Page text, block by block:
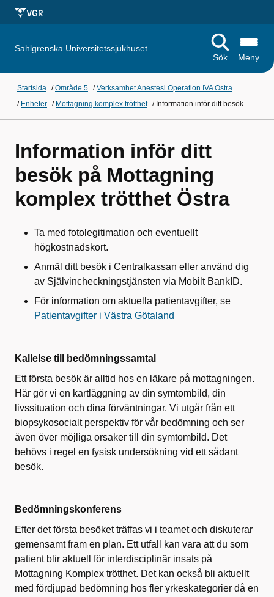
Sahlgrenska Universitetssjukhuset
Sök
Meny
Startsida /Område 5 /Verksamhet Anestesi Operation IVA Östra
/ Enheter / Mottagning komplex trötthet / Information inför ditt besök
Information inför ditt
besök på Mottagning
komplex trötthet Östra
Ta med fotolegitimation och eventuellt
högkostnadskort.
Anmäl ditt besök i Centralkassan eller använd dig
av Självincheckningstjänsten via Mobilt BankID.
För information om aktuella patientavgifter, se
Patientavgifter i Västra Götaland
Kallelse till bedömningssamtal
Ett första besök är alltid hos en läkare på mottagningen.
Här gör vi en kartläggning av din symtombild, din
livssituation och dina förväntningar. Vi utgår från ett
biopsykosocialt perspektiv för vår bedömning och ser
även över möjliga orsaker till din symtombild. Det
behövs i regel en fysisk undersökning vid ett sådant
besök.
Bedömningskonferens
Efter det första besöket träffas vi i teamet och diskuterar
gemensamt fram en plan. Ett utfall kan vara att du som
patient blir aktuell för interdisciplinär insats på
Mottagning Komplex trötthet. Det kan också bli aktuellt
med fördjupad bedömning hos fler yrkeskategorier då en